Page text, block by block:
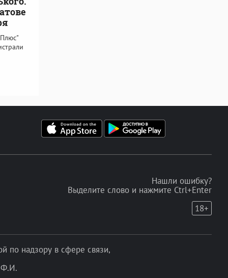
Нашли ошибку?
Выделите слово и нажмите Ctrl+Enter
18+
по надзору в сфере связи,
Ф.И.